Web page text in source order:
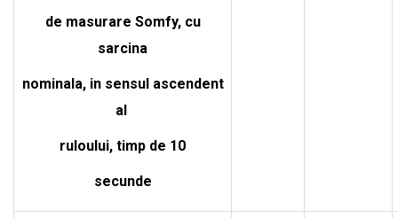
de masurare Somfy, cu
sarcina
nominala, in sensul ascendent
al
ruloului, timp de 10
secunde